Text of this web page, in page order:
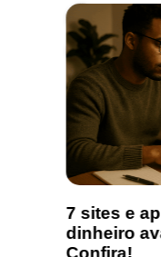
7 sites e
dinheiro
Confira!